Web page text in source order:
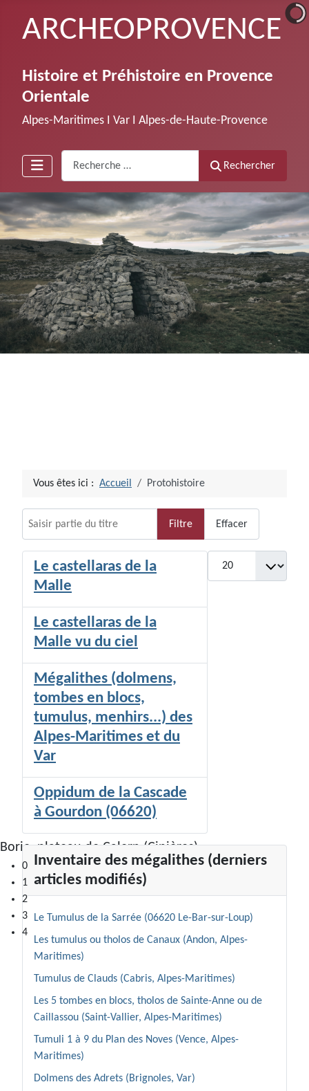
ARCHEOPROVENCE
Histoire et Préhistoire en Provence
Orientale
Alpes-Maritimes Ι Var Ι Alpes-de-Haute-Provence
Rechercher
Borie, plateau de Calern (Cipières)
0
1
2
3
4
Vous êtes ici : Accueil Protohistoire
Filtre Effacer
Afficher #
Le castellaras de la
Malle
Le castellaras de la
Malle vu du ciel
Mégalithes (dolmens,
tombes en blocs,
tumulus, menhirs...) des
Alpes-Maritimes et du
Var
Oppidum de la Cascade
à Gourdon (06620)
Inventaire des mégalithes (derniers
articles modifiés)
Le Tumulus de la Sarrée (06620 Le-Bar-sur-Loup)
Les tumulus ou tholos de Canaux (Andon, Alpes-
Maritimes)
Tumulus de Clauds (Cabris, Alpes-Maritimes)
Les 5 tombes en blocs, tholos de Sainte-Anne ou de
Caillassou (Saint-Vallier, Alpes-Maritimes)
Tumuli 1 à 9 du Plan des Noves (Vence, Alpes-
Maritimes)
Dolmens des Adrets (Brignoles, Var)